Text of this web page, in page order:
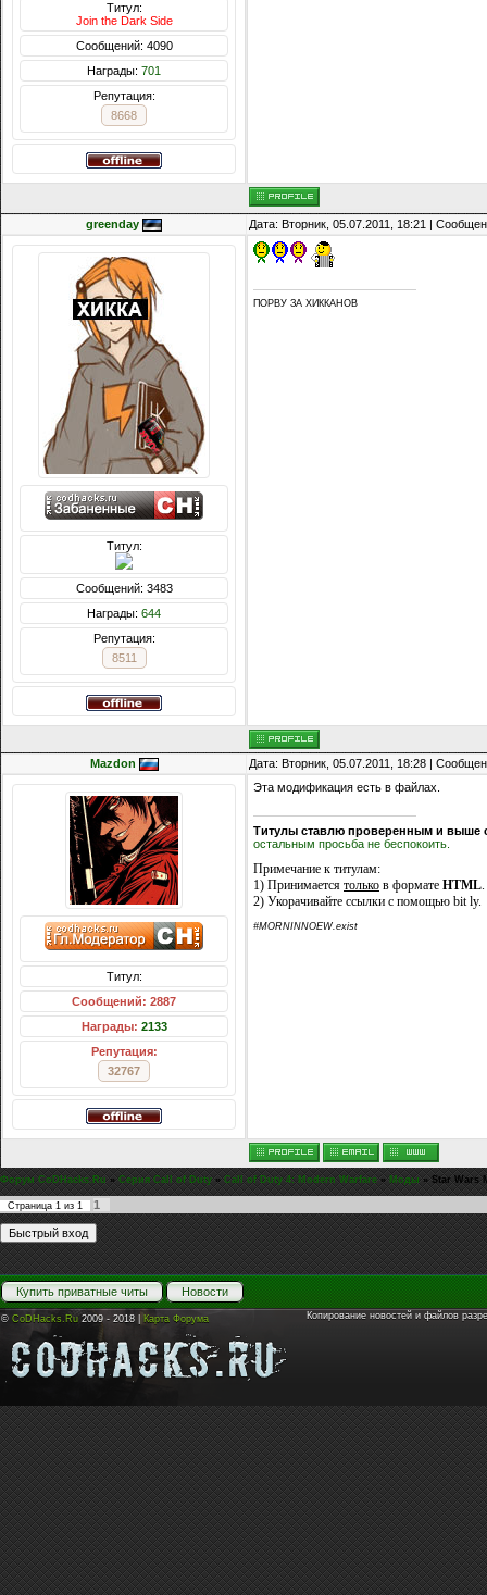
Титул:
Join the Dark Side
Сообщений: 4090
Награды: 701
Репутация:
8668
greenday Дата: Вторник, 05.07.2011, 18:21 |
Титул:
Сообщений: 3483
Награды: 644
Репутация:
8511
ПОРВУ ЗА ХИККАНОВ
Mazdon Дата: Вторник, 05.07.2011, 18:28 |
Титул:
Сообщений: 2887
Награды: 2133
Репутация:
32767
Эта модификация есть в файлах.
Титулы ставлю проверенным и выше
остальным просьба не беспокоить.
Примечание к титулам:
1) Принимается только в формате HTML
2) Укорачивайте ссылки с помощью bit ly.
#MORNINNOEW.exist
Форум CoDHacks.Ru » Серия Call of Duty » Call of Duty 4: Modern Warfare » Моды » Star Wars
Страница 1 из 1 1
Купить приватные читы Новости
© CoDHacks.Ru 2009 - 2018 | Карта Форума Копирование новостей и файлов